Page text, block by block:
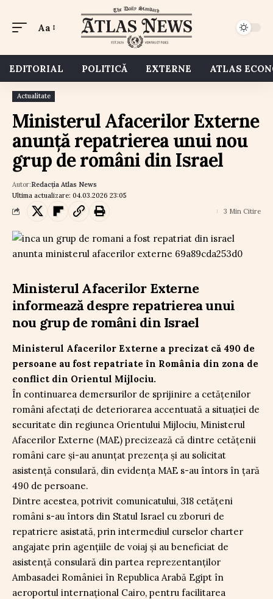
Aa
EDITORIAL POLITICĂ EXTERNE ATLAS
Actualitate
Ministerul Afacerilor Externe
anunță repatrierea unui nou
grup de români din Israel
Ultima actualizare: 04.03.2026 23:05
Autor:Redacția Atlas News
3 Min Citire
Ministerul Afacerilor Externe
informează despre repatrierea unui
nou grup de români din Israel
Ministerul Afacerilor Externe a precizat că 490 de
persoane au fost repatriate în România din zona de
conflict din Orientul Mijlociu.
În continuarea demersurilor de sprijinire a cetățenilor
români afectați de deteriorarea accentuată a situației de
securitate din regiunea Orientului Mijlociu, Ministerul
Afacerilor Externe (MAE) precizează că dintre cetățenii
români care și-au anunțat prezența și au solicitat
asistență consulară, din evidența MAE s-au întors în țară
490 de persoane.
Dintre acestea, potrivit comunicatului, 318 cetățeni
români s-au întors din Statul Israel cu zboruri de
repatriere asistată, prin intermediul curselor charter
angajate prin agențiile de voiaj și au beneficiat de
asistență consulară din partea reprezentanților
Ambasadei României în Republica Arabă Egipt în
aeroportul internațional Cairo, pentru facilitarea